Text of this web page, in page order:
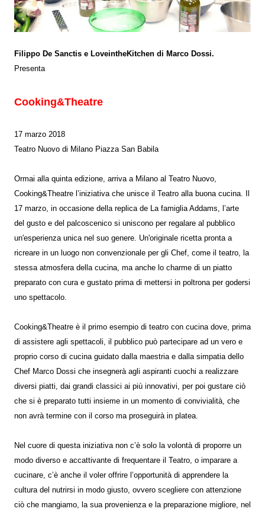
Filippo De Sanctis e LoveintheKitchen di Marco Dossi.
Presenta
Cooking&Theatre
17 marzo 2018
Teatro Nuovo di Milano Piazza San Babila
Ormai alla quinta edizione, arriva a Milano al Teatro Nuovo,
Cooking&Theatre l’iniziativa che unisce il Teatro alla buona cucina. Il
17 marzo, in occasione della replica de La famiglia Addams, l’arte
del gusto e del palcoscenico si uniscono per regalare al pubblico
un'esperienza unica nel suo genere. Un'originale ricetta pronta a
ricreare in un luogo non convenzionale per gli Chef, come il teatro, la
stessa atmosfera della cucina, ma anche lo charme di un piatto
preparato con cura e gustato prima di mettersi in poltrona per godersi
uno spettacolo.
Cooking&Theatre è il primo esempio di teatro con cucina dove, prima
di assistere agli spettacoli, il pubblico può partecipare ad un vero e
proprio corso di cucina guidato dalla maestria e dalla simpatia dello
Chef Marco Dossi che insegnerà agli aspiranti cuochi a realizzare
diversi piatti, dai grandi classici ai più innovativi, per poi gustare ciò
che si è preparato tutti insieme in un momento di convivialità, che
non avrà termine con il corso ma proseguirà in platea.
Nel cuore di questa iniziativa non c’è solo la volontà di proporre un
modo diverso e accattivante di frequentare il Teatro, o imparare a
cucinare, c’è anche il voler offrire l’opportunità di apprendere la
cultura del nutrirsi in modo giusto, ovvero scegliere con attenzione
ciò che mangiamo, la sua provenienza e la preparazione migliore, nel